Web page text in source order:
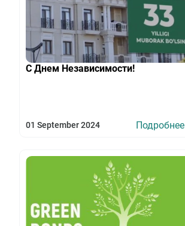
С Днем Независимости!
01 September 2024 Подробнее